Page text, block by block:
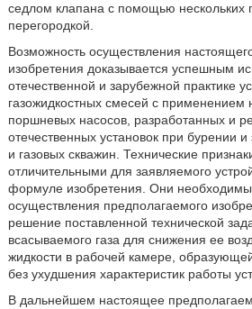
седлом клапана с помощью
перегородкой.
Возможность осуществления
изобретения доказывается успешным
отечественной и зарубежной практике
газожидкостных смесей с применением
поршневых насосов, разработанных и
отечественных установок при бурении
и газовых скважин. Технические
отличительными для заявляемого
формуле изобретения. Они необходимы
осуществления предполагаемого
решение поставленной технической
всасываемого газа для снижения ее
жидкости в рабочей камере,
без ухудшения характеристик работы
В дальнейшем настоящее